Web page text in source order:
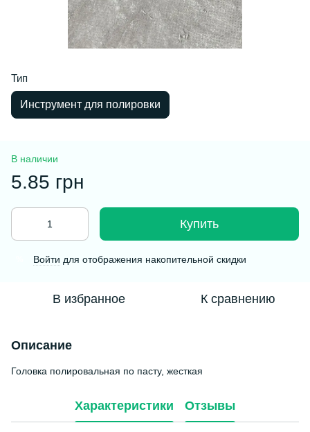
Тип
Инструмент для полировки
В наличии
5.85 грн
Купить
Войти для отображения накопительной скидки
В избранное К сравнению
Описание
Головка полировальная по пасту, жесткая
Характеристики Отзывы